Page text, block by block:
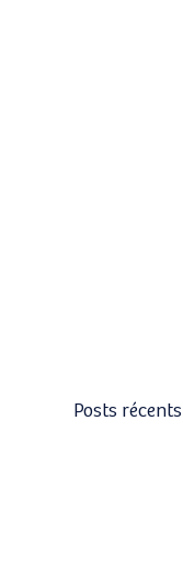
Posts récents